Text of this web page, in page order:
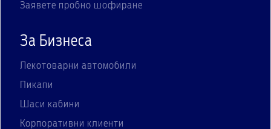
Заявете пробно шофиране
За Бизнеса
Лекотоварни автомобили
Пикапи
Шаси кабини
Корпоративни клиенти